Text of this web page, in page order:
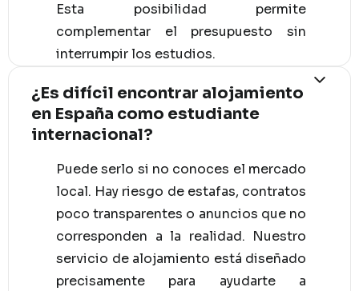
Esta posibilidad permite
complementar el presupuesto sin
interrumpir los estudios.
¿Es difícil encontrar alojamiento
en España como estudiante
internacional?
Puede serlo si no conoces el mercado
local. Hay riesgo de estafas, contratos
poco transparentes o anuncios que no
corresponden a la realidad. Nuestro
servicio de alojamiento está diseñado
precisamente para ayudarte a